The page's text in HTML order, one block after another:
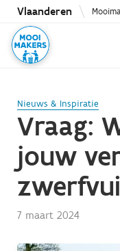
Overslaan
naar
inhoud
Vlaanderen
Nieuws & Inspiratie
Vraag:
jouw
7 maart 2024